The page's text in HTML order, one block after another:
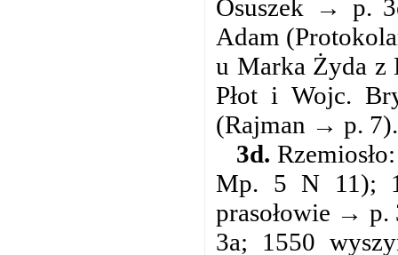
Osuszek → p.
Adam
u Marka Żyda z
Płot i Wojc.
(Rajman → p. 7).
3d.
Mp. 5 N 11);
prasołowie →
3a; 1550